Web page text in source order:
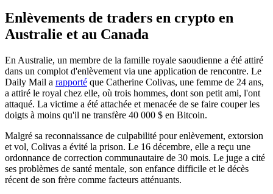
Enlèvements de traders en crypto en
Australie et au Canada
En Australie, un membre de la famille royale saoudienne a été attiré
dans un complot d'enlèvement via une application de rencontre. Le
Daily Mail a rapporté que Catherine Colivas, une femme de 24 ans,
a attiré le royal chez elle, où trois hommes, dont son petit ami, l'ont
attaqué. La victime a été attachée et menacée de se faire couper les
doigts à moins qu'il ne transfère 40 000 $ en Bitcoin.
Malgré sa reconnaissance de culpabilité pour enlèvement, extorsion
et vol, Colivas a évité la prison. Le 16 décembre, elle a reçu une
ordonnance de correction communautaire de 30 mois. Le juge a cité
ses problèmes de santé mentale, son enfance difficile et le décès
récent de son frère comme facteurs atténuants.